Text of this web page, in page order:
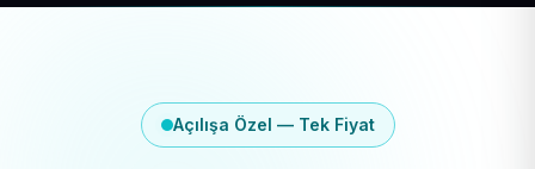
Açılışa Özel — Tek Fiyat